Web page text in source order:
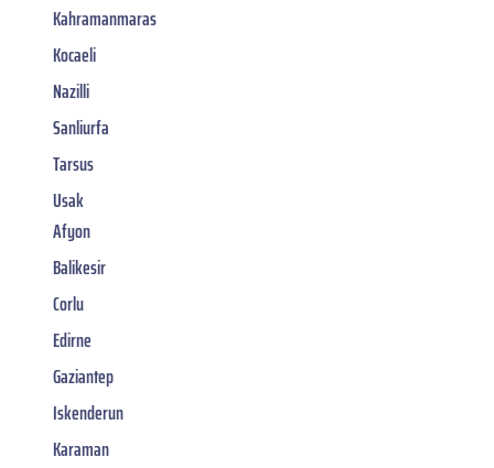
Kahramanmaras
Kocaeli
Nazilli
Sanliurfa
Tarsus
Usak
Afyon
Balikesir
Corlu
Edirne
Gaziantep
Iskenderun
Karaman